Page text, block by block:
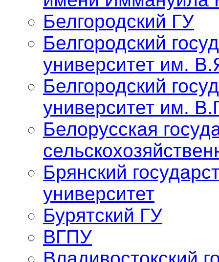
Белгородский ГУ
Белгородский
университет им.
Белгородский
университет им.
Белорусская
Брянский
университет
Бурятский ГУ
ВГПУ